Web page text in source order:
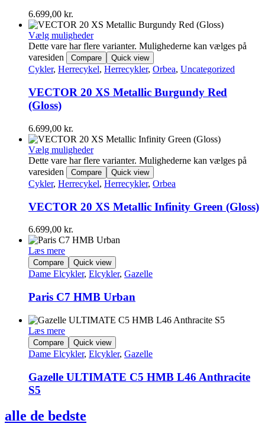
6.699,00 kr.
Vælg muligheder
Dette vare har flere varianter. Mulighederne kan vælges på
varesiden
Compare Quick view
Cykler, Herrecykel, Herrecykler, Orbea, Uncategorized
VECTOR 20 XS Metallic Burgundy Red
(Gloss)
6.699,00 kr.
Vælg muligheder
Dette vare har flere varianter. Mulighederne kan vælges på
varesiden
Compare Quick view
Cykler, Herrecykel, Herrecykler, Orbea
VECTOR 20 XS Metallic Infinity Green (Gloss)
6.699,00 kr.
Læs mere
Compare Quick view
Dame Elcykler, Elcykler, Gazelle
Paris C7 HMB Urban
Læs mere
Compare Quick view
Dame Elcykler, Elcykler, Gazelle
Gazelle ULTIMATE C5 HMB L46 Anthracite
S5
alle de bedste